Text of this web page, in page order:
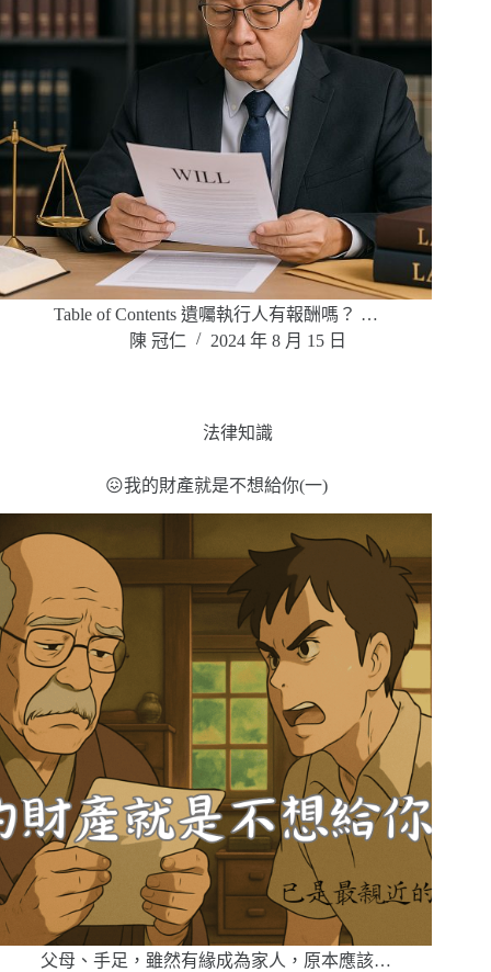
Table of Contents 遺囑執行人有報酬嗎？ …
陳 冠仁
2024 年 8 月 15 日
法律知識
😖我的財產就是不想給你(一)
父母、手足，雖然有緣成為家人，原本應該…